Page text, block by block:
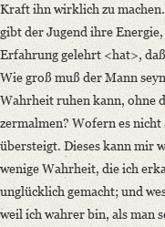
Kraft ihn wirklich zu
gibt der Jugend ihre
Erfahrung gelehrt <hat>,
Wie groß muß der Mann
Wahrheit ruhen kann, ohne
zermalmen? Wofern es
übersteigt. Dieses kann mir
wenige Wahrheit, die ich
unglücklich gemacht; und
weil ich wahrer bin, als man